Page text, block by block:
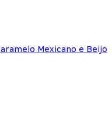
Mexicano e Beijo